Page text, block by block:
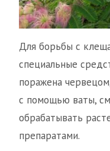
Для борьбы с
специальные
поражена
с помощью ваты,
обрабатывать
препаратами.